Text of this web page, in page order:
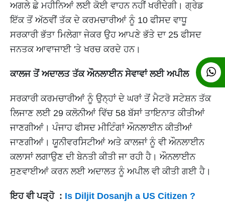
ਅਗਲੇ ਛੇ ਮਹੀਨਿਆਂ ਲਈ ਕੋਈ ਵਾਹਨ ਨਹੀਂ ਖਰੀਦੇਗੀ। ਗ੍ਰੇਡ
ਇੱਕ ਤੋਂ ਅੱਠਵੀਂ ਤੱਕ ਦੇ ਕਰਮਚਾਰੀਆਂ ਨੂੰ 10 ਫੀਸਦ ਵਾਧੂ
ਸਰਕਾਰੀ ਭੱਤਾ ਮਿਲੇਗਾ ਜੇਕਰ ਉਹ ਆਪਣੇ ਭੱਤੇ ਦਾ 25 ਫੀਸਦ
ਜਨਤਕ ਆਵਾਜਾਈ 'ਤੇ ਖਰਚ ਕਰਦੇ ਹਨ।
ਕਾਲਜ ਤੋਂ ਅਦਾਲਤ ਤੱਕ ਔਨਲਾਈਨ ਸੇਵਾਵਾਂ ਲਈ ਅਪੀਲ
ਸਰਕਾਰੀ ਕਰਮਚਾਰੀਆਂ ਨੂੰ ਉਨ੍ਹਾਂ ਦੇ ਘਰਾਂ ਤੋਂ ਮੈਟਰੋ ਸਟੇਸ਼ਨ ਤੱਕ
ਲਿਜਾਣ ਲਈ 29 ਕਲੋਨੀਆਂ ਵਿੱਚ 58 ਬੱਸਾਂ ਤਾਇਨਾਤ ਕੀਤੀਆਂ
ਜਾਣਗੀਆਂ। ਪੰਜਾਹ ਫੀਸਦ ਮੀਟਿੰਗਾਂ ਔਨਲਾਈਨ ਕੀਤੀਆਂ
ਜਾਣਗੀਆਂ। ਯੂਨੀਵਰਸਿਟੀਆਂ ਅਤੇ ਕਾਲਜਾਂ ਨੂੰ ਵੀ ਔਨਲਾਈਨ
ਕਲਾਸਾਂ ਲਗਾਉਣ ਦੀ ਬੇਨਤੀ ਕੀਤੀ ਜਾ ਰਹੀ ਹੈ। ਔਨਲਾਈਨ
ਸੁਣਵਾਈਆਂ ਕਰਨ ਲਈ ਅਦਾਲਤ ਨੂੰ ਅਪੀਲ ਵੀ ਕੀਤੀ ਗਈ ਹੈ।
ਇਹ ਵੀ ਪੜ੍ਹੋ : Is Diljit Dosanjh a US Citizen ?